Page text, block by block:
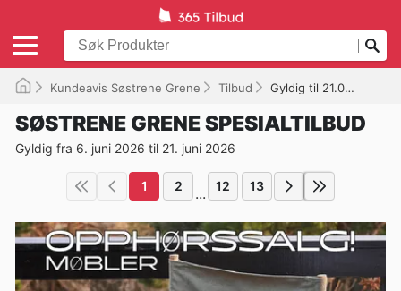
Kundeavis Søstrene Grene Tilbud Gyldig til 21.06.2026
SØSTRENE GRENE SPESIALTILBUD
Gyldig fra 6. juni 2026 til 21. juni 2026
1 2 ... 12 13